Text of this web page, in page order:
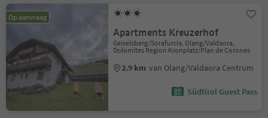
Op aanvraag
Apartments Kreuzerhof
Geiselsberg/Sorafurcia, Olang/Valdaora,
Dolomites Region Kronplatz/Plan de Corones
2.9 km van Olang/Valdaora Centrum
Südtirol Guest Pass